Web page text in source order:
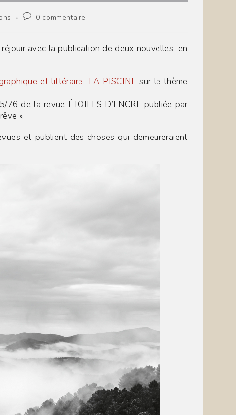
Commentaires
publication :
0 commentaire
avec la publication de deux nouvelles en
et littéraire LA PISCINEsur le thème
76 de la revue ÉTOILES D’ENCRE publiée par
».
et publient des choses qui demeureraient